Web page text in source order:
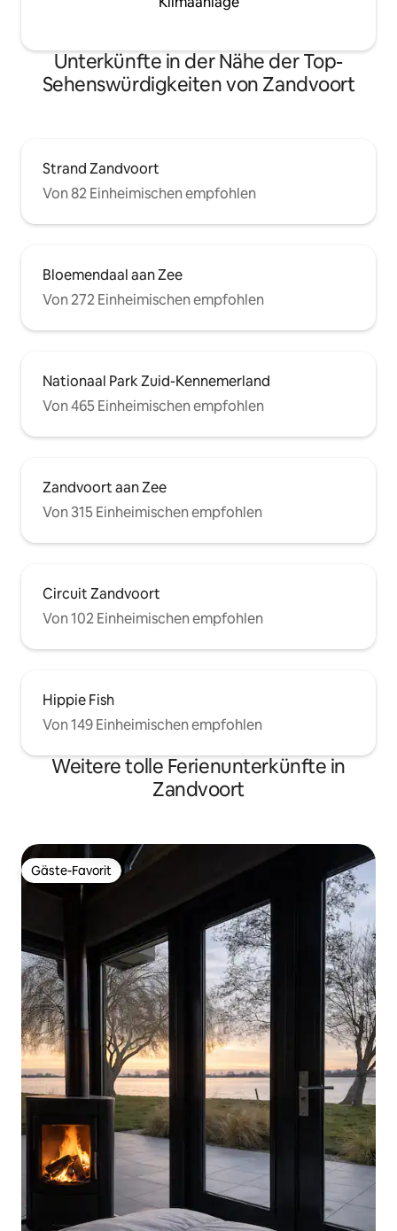
Unterkünfte in der Nähe der Top-
Sehenswürdigkeiten von Zandvoort
Strand Zandvoort
Von 82 Einheimischen empfohlen
Bloemendaal aan Zee
Von 272 Einheimischen empfohlen
Nationaal Park Zuid-Kennemerland
Von 465 Einheimischen empfohlen
Zandvoort aan Zee
Von 315 Einheimischen empfohlen
Circuit Zandvoort
Von 102 Einheimischen empfohlen
Hippie Fish
Von 149 Einheimischen empfohlen
Weitere tolle Ferienunterkünfte in
Zandvoort
Gäste-Favorit
Gäste-Favorit